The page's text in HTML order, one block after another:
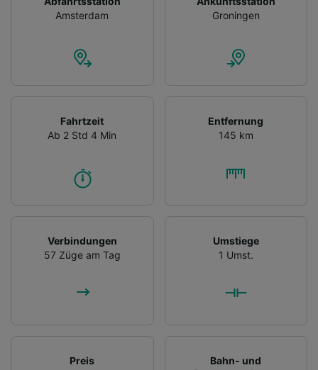
Amsterdam
Groningen
Fahrtzeit
Ab 2 Std 4 Min
Entfernung
145 km
Verbindungen
57 Züge am Tag
Umstiege
1 Umst.
Preis
Bahn- und